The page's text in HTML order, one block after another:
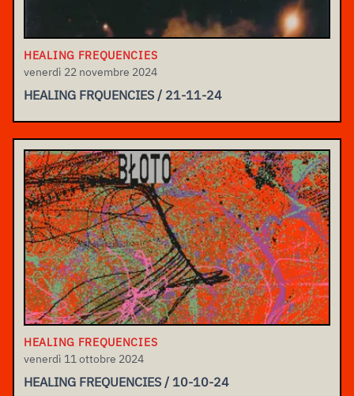
HEALING FREQUENCIES
venerdì 22 novembre 2024
HEALING FRQUENCIES / 21-11-24
HEALING FREQUENCIES
venerdì 11 ottobre 2024
HEALING FREQUENCIES / 10-10-24